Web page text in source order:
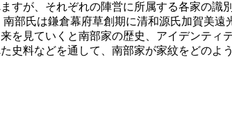
すが、それぞれの陣営に所属する各家の識
氏は鎌倉幕府草創期に清和源氏加賀美遠
を見ていくと南部家の歴史、アイデンテ
史料などを通して、南部家が家紋をどの